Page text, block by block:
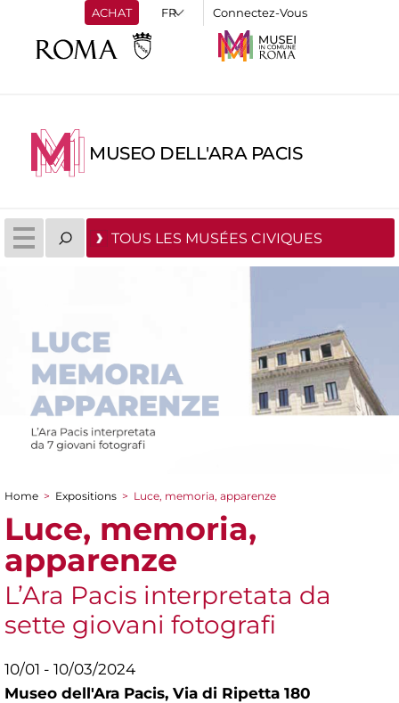
ACHAT Connectez-Vous
MUSEO DELL'ARA PACIS
TOUS LES MUSÉES CIVIQUES
You are here
Home > Expositions > Luce, memoria, apparenze
Luce, memoria,
apparenze
L’Ara Pacis interpretata da
sette giovani fotografi
10/01 - 10/03/2024
Museo dell'Ara Pacis, Via di Ripetta 180